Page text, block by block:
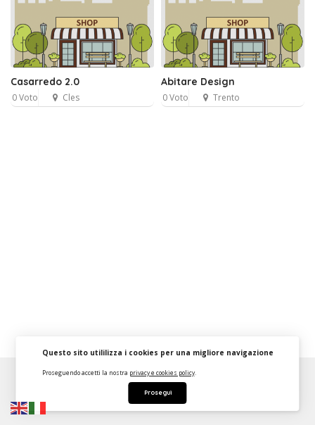
Casarredo 2.0
0 Voto Cles
Abitare Design
0 Voto Trento
FAQ Strumenti Dashboard
Questo sito utililizza i cookies per una migliore navigazione
Proseguendo accetti la nostra privacy e cookies policy.
Prosegui